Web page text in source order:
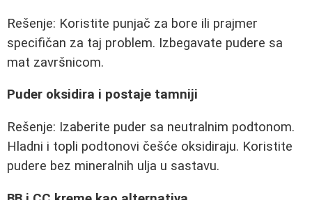
Rešenje: Koristite punjač za bore ili prajmer
specifičan za taj problem. Izbegavate pudere sa
mat završnicom.
Puder oksidira i postaje tamniji
Rešenje: Izaberite puder sa neutralnim podtonom.
Hladni i topli podtonovi češće oksidiraju. Koristite
pudere bez mineralnih ulja u sastavu.